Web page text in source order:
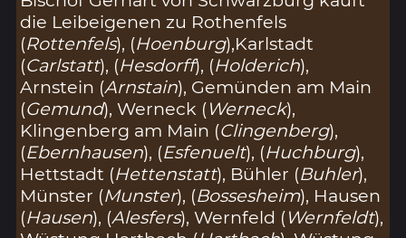
die Leibeigenen zu Rothenfels
(Rottenfels), (Hoenburg),Karlstadt
(Carlstatt), (Hesdorff), (Holderich),
Arnstein (Arnstain), Gemünden am Main
(Gemund), Werneck (Werneck),
Klingenberg am Main (Clingenberg),
(Ebernhausen), (Esfenuelt), (Huchburg),
Hettstadt (Hettenstatt), Bühler (Buhler),
Münster (Munster), (Bossesheim), Hausen
(Hausen), (Alesfers), Wernfeld (Wernfeldt),